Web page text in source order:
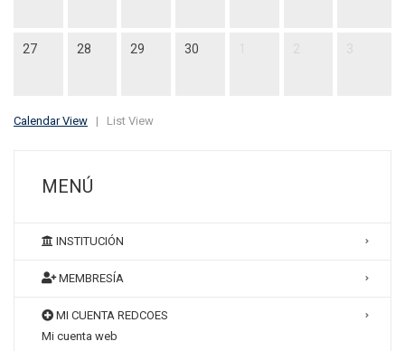
27 28 29 30 2 3
Calendar View | List View
MENÚ
INSTITUCIÓN
MEMBRESÍA
MI CUENTA REDCOES
Mi cuenta web